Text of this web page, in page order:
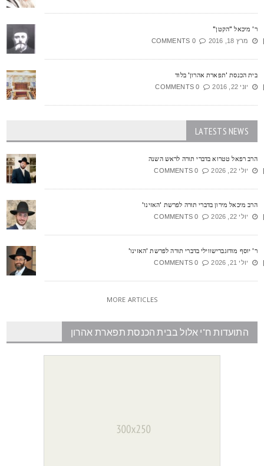
מיכאל "הקטן"
מרץ 18, 2016 0 COMMENTS
הכנסת 'תפארת אהרון' בלוד
יוני 22, 2016 0 COMMENTS
LATESTS NEWS
רפאל טטרוא בדברי תורה לראש השנה
יולי 22, 2026 0 COMMENTS
מיכאל מירון בדברי תורה לפרשת 'האזינו'
יולי 22, 2026 0 COMMENTS
יוסף מודזגברישווילי בדברי תורה לפרשת 'האזינו'
יולי 21, 2026 0 COMMENTS
MORE ARTICLES
התועדות ח"י אלול בבית הכנסת תפארת אהרון